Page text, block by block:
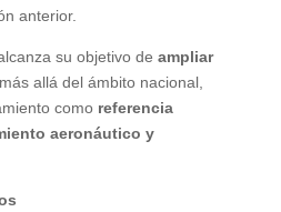
anterior.
su objetivo de ampliar
más allá del ámbito nacional,
comoreferencia
aeronáutico y